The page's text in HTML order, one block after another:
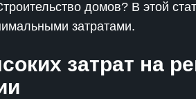
домов? В этой
затратами.
затрат на